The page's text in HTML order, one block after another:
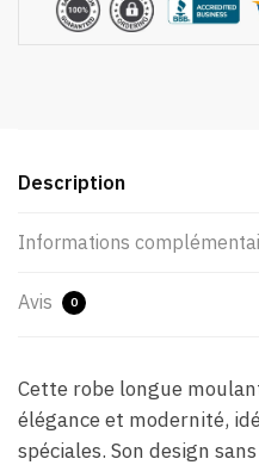
Description
Informations
Avis 0
Cette robe longue
élégance et modernité,
spéciales. Son design